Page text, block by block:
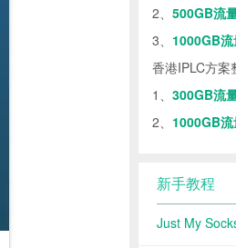
2、 500GB流
3、 1000GB
香港IPLC方案
1、 300GB流
2、 1000GB
新手教程
Just My